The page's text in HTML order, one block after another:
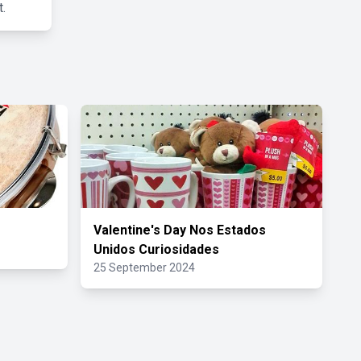
Valentine's Day Nos Estados
Unidos Curiosidades
25 September 2024